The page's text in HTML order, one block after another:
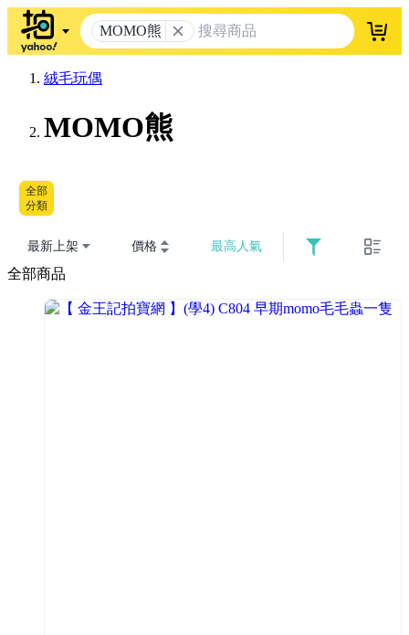
MOMO熊 登入
絨毛玩偶
MOMO熊
全部
分類
最新上架 價格 最高人氣
全部商品